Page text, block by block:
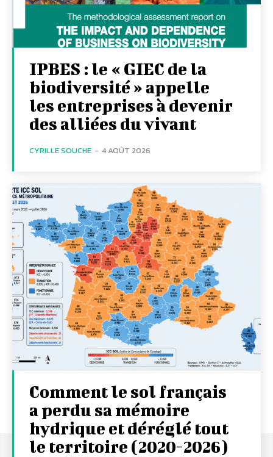
IPBES : le « GIEC de la
biodiversité » appelle
les entreprises à devenir
des alliées du vivant
CYRILLE SOUCHE - 4 AOÛT 2026
Comment le sol français
a perdu sa mémoire
hydrique et déréglé tout
le territoire (2020-2026)